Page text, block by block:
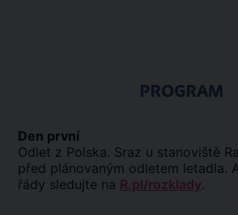
PROGRAM
Den první
Odlet z Polska. Sraz u stanoviště
před plánovaným odletem letadla.
řády sledujte na R.pl/rozklady.